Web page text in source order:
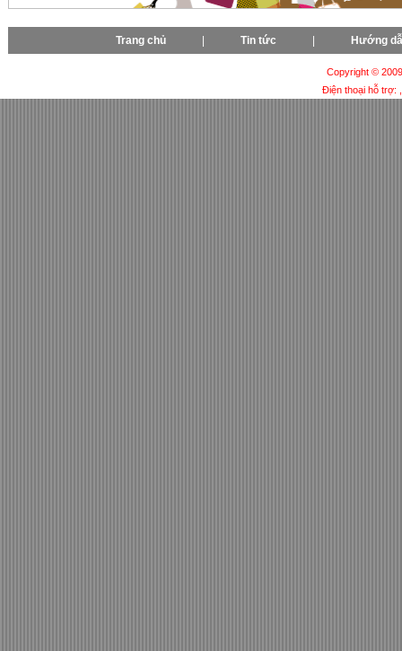
Trang chủ Tin tức Hướng
Copyright ©
Điện thoại hỗ trợ: